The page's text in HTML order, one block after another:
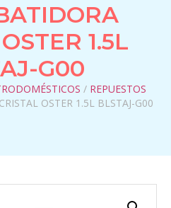
1.5L
G00
/ REPUESTOS
OSTER 1.5L BLSTAJ-G00